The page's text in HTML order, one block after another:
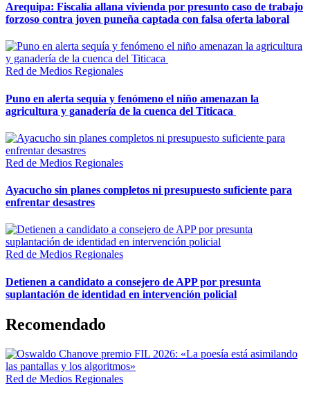
Arequipa: Fiscalía allana vivienda por presunto caso de trabajo
forzoso contra joven puneña captada con falsa oferta laboral
Red de Medios Regionales
Puno en alerta sequía y fenómeno el niño amenazan la
agricultura y ganadería de la cuenca del Titicaca
Red de Medios Regionales
Ayacucho sin planes completos ni presupuesto suficiente para
enfrentar desastres
Red de Medios Regionales
Detienen a candidato a consejero de APP por presunta
suplantación de identidad en intervención policial
Recomendado
Red de Medios Regionales